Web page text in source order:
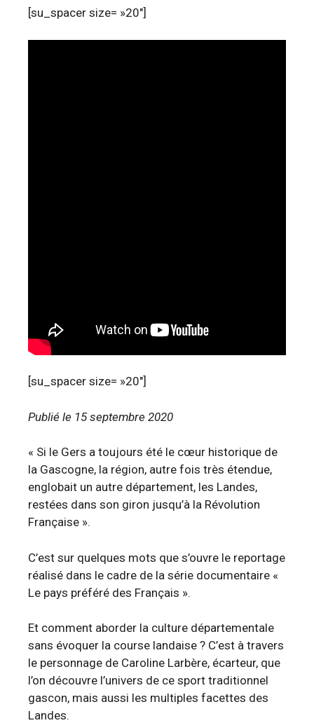
[su_spacer size= »20″]
[su_spacer size= »20″]
Publié le 15 septembre 2020
« Si le Gers a toujours été le cœur historique de
la Gascogne, la région, autre fois très étendue,
englobait un autre département, les Landes,
restées dans son giron jusqu’à la Révolution
Française ».
C’est sur quelques mots que s’ouvre le reportage
réalisé dans le cadre de la série documentaire «
Le pays préféré des Français ».
Et comment aborder la culture départementale
sans évoquer la course landaise ? C’est à travers
le personnage de Caroline Larbère, écarteur, que
l’on découvre l’univers de ce sport traditionnel
gascon, mais aussi les multiples facettes des
Landes.